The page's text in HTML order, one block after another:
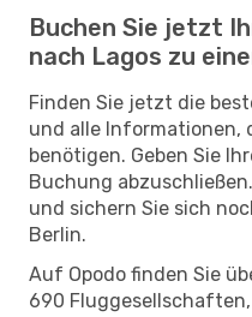
Buchen Sie jetzt
nach Lagos zu
Finden Sie jetzt die
und alle Informationen,
benötigen. Geben Sie
Buchung
und sichern Sie sich
Berlin.
Auf Opodo finden Sie
690